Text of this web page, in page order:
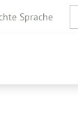
Sprache